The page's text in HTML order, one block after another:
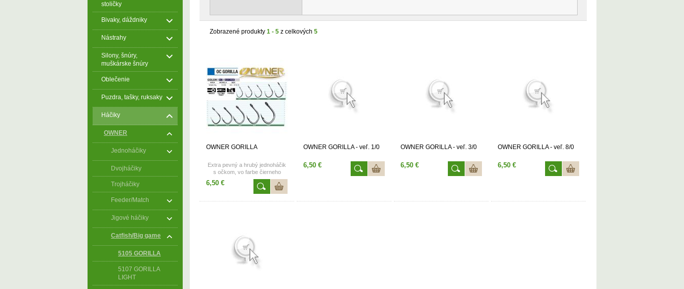
stoličky
Bivaky, dáždniky
Nástrahy
Silony, šnúry,
muškárske šnúry
Oblečenie
Puzdra, tašky, ruksaky
Háčiky
OWNER
Jednoháčiky
Dvojháčiky
Trojháčiky
Feeder/Match
Jigové háčiky
Catfish/Big game
5105 GORILLA
5107 GORILLA
LIGHT
Zobrazené produkty 1 - 5 z celkových 5
OWNER GORILLA
Extra pevný a hrubý jednoháčik
s očkom, vo farbe čierneho
chrómu. Dostupné vo
veľkostiach 1/0, 3/0, 8/0, 9/0.
6,50 €
OWNER GORILLA - veľ. 1/0
6,50 €
OWNER GORILLA - veľ. 3/0
6,50 €
OWNER GORILLA - veľ. 8/0
6,50 €